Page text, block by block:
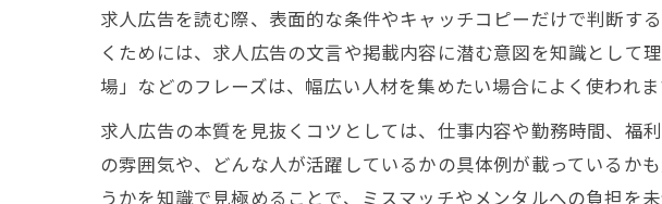
求人条件を知
効果的な求
求人知識でバ
採用後に後悔
求人広告を読む際、表面的な条件やキャッチコピーだけで判断す
くためには、求人広告の文言や掲載内容に潜む意図を知識として
場」などのフレーズは、幅広い人材を集めたい場合によく使われ
求人広告の本質を見抜くコツとしては、仕事内容や勤務時間、福
の雰囲気や、どんな人が活躍しているかの具体例が載っているか
うかを知識で見極めることで、ミスマッチやメンタルへの負担を未